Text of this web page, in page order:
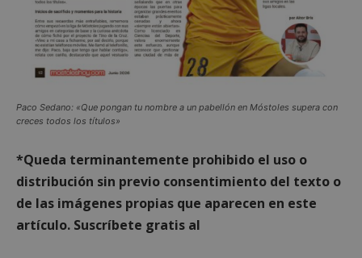
Paco Sedano: «Que pongan tu nombre a un pabellón en Móstoles supera con
creces todos los títulos»
*Queda terminantemente prohibido el uso o
distribución sin previo consentimiento del texto o
de las imágenes propias que aparecen en este
artículo. Suscríbete gratis al